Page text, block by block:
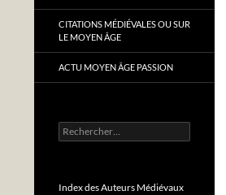
CITATIONS MÉDIÉVALES OU SUR
LE MOYEN ÂGE
ACTU MOYEN ÂGE PASSION
Rechercher :
Index des Auteurs Médiévaux